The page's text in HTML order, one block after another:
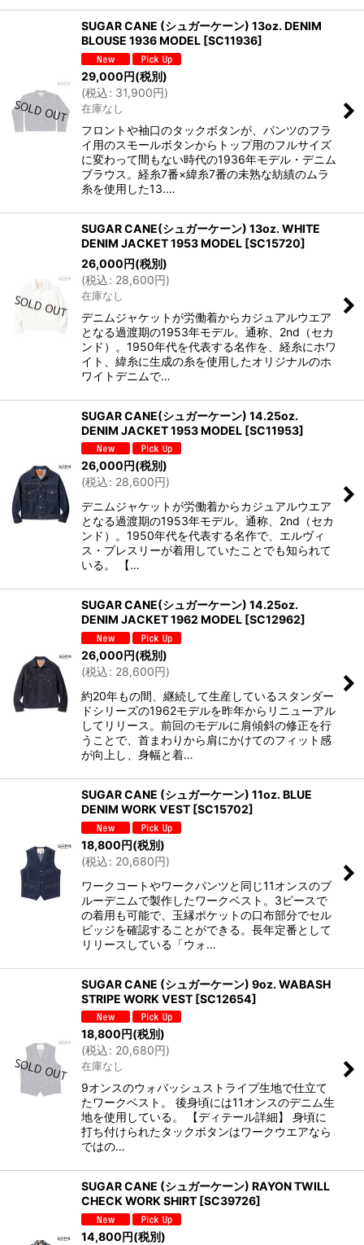
SUGAR CANE (シュガーケーン) 13oz. DENIM
BLOUSE 1936 MODEL [SC11936]
29,000円(税別)
(税込: 31,900円)
在庫なし
フロントや袖口のタックボタンが、パンツのフラ
イ用のスモールボタンからトップ用のフルサイズ
に変わって間もない時代の1936年モデル・デニム
ブラウス。経糸7番×緯糸7番の未熟な紡績のムラ
糸を使用した13.…
SUGAR CANE(シュガーケーン) 13oz. WHITE
DENIM JACKET 1953 MODEL [SC15720]
26,000円(税別)
(税込: 28,600円)
在庫なし
デニムジャケットが労働着からカジュアルウエア
となる過渡期の1953年モデル。通称、2nd（セカ
ンド）。1950年代を代表する名作を、経糸にホワ
イト、緯糸に生成の糸を使用したオリジナルのホ
ワイトデニムで…
SUGAR CANE(シュガーケーン) 14.25oz.
DENIM JACKET 1953 MODEL [SC11953]
26,000円(税別)
(税込: 28,600円)
デニムジャケットが労働着からカジュアルウエア
となる過渡期の1953年モデル。通称、2nd（セカ
ンド）。1950年代を代表する名作で、エルヴィ
ス・プレスリーが着用していたことでも知られて
いる。 【…
SUGAR CANE(シュガーケーン) 14.25oz.
DENIM JACKET 1962 MODEL [SC12962]
26,000円(税別)
(税込: 28,600円)
約20年もの間、継続して生産しているスタンダー
ドシリーズの1962モデルを昨年からリニューアル
してリリース。前回のモデルに肩傾斜の修正を行
うことで、首まわりから肩にかけてのフィット感
が向上し、身幅と着…
SUGAR CANE (シュガーケーン) 11oz. BLUE
DENIM WORK VEST [SC15702]
18,800円(税別)
(税込: 20,680円)
ワークコートやワークパンツと同じ11オンスのブ
ルーデニムで製作したワークベスト。3ピースで
の着用も可能で、玉縁ポケットの口布部分でセル
ビッジを確認することができる。長年定番として
リリースしている「ウォ…
SUGAR CANE (シュガーケーン) 9oz. WABASH
STRIPE WORK VEST [SC12654]
18,800円(税別)
(税込: 20,680円)
在庫なし
9オンスのウォバッシュストライプ生地で仕立て
たワークベスト。 後身頃には11オンスのデニム生
地を使用している。 【ディテール詳細】 身頃に
打ち付けられたタックボタンはワークウエアなら
ではの…
SUGAR CANE (シュガーケーン) RAYON TWILL
CHECK WORK SHIRT [SC39726]
14,800円(税別)